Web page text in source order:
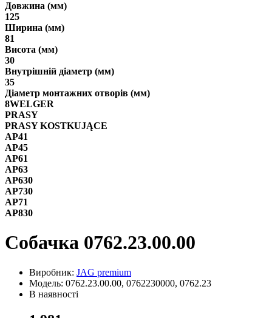
Довжина (мм)
125
Ширина (мм)
81
Висота (мм)
30
Внутрішній діаметр (мм)
35
Діаметр монтажних отворів (мм)
8WELGER
PRASY
PRASY KOSTKUJĄCE
AP41
AP45
AP61
AP63
AP630
AP730
AP71
AP830
Собачка 0762.23.00.00
Виробник: JAG premium
Модель: 0762.23.00.00, 0762230000, 0762.23
В наявності